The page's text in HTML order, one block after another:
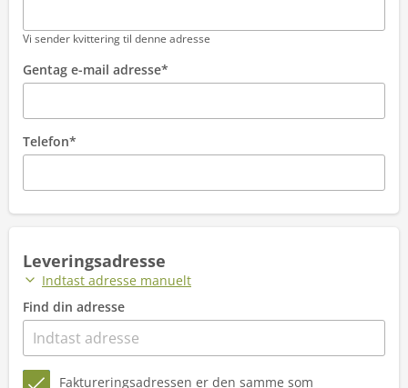
Vi sender kvittering til denne adresse
Telefon*
Gentag e-mail adresse*
Leveringsadresse
Indtast adresse manuelt
Find din adresse
Faktureringsadressen er den samme som